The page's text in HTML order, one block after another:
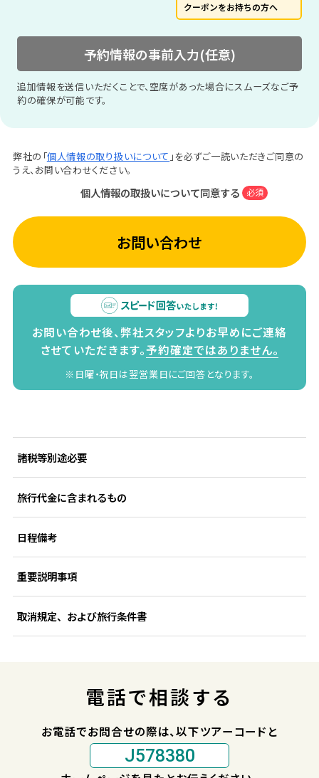
クーポンをお持ちの方へ
予約情報の事前入力(任意)
追加情報を送信いただくことで、空席があった場合にスムーズなご予
約の確保が可能です。
弊社の「個人情報の取り扱いについて 」を必ずご一読いただきご同意の
うえ、お問い合わせください。
個人情報の取扱いについて同意する 必須
お問い合わせ
お問い合わせ後、弊社スタッフよりお早めにご連絡
させていただきます。予約確定ではありません。
※日曜・祝日は翌営業日にご回答となります。
諸税等別途必要
旅行代金に含まれるもの
日程備考
重要説明事項
取消規定、および旅行条件書
電話で相談する
お電話でお問合せの際は、以下ツアーコードと
J578380